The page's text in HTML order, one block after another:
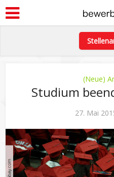
(Neue)
Studium
27. Mai